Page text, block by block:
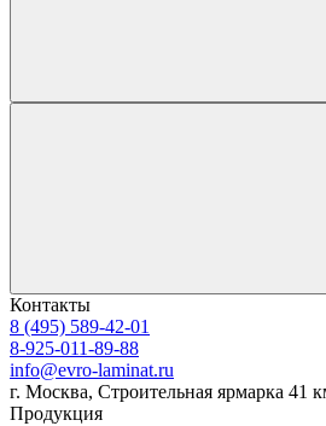
Контакты
8 (495) 589-42-01
8-925-011-89-88
info@evro-laminat.ru
г. Москва, Строительная ярмарка
Продукция